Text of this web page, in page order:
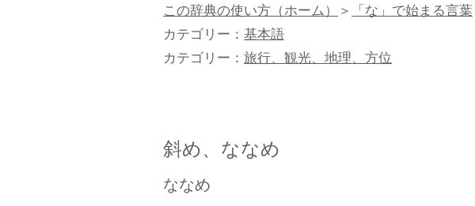
この辞典の使い方（ホーム）＞「な」で始まる言葉
カテゴリー： 基本語
カテゴリー： 旅行、観光、地理、方位
斜め、ななめ
ななめ